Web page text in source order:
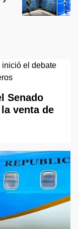
Senado
venta de